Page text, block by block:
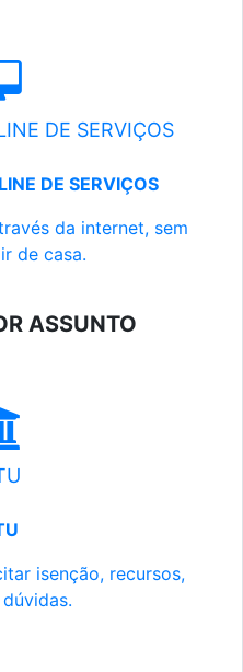
DE SERVIÇOS
DE SERVIÇOS
da internet, sem
de casa.
ASSUNTO
isenção, recursos,